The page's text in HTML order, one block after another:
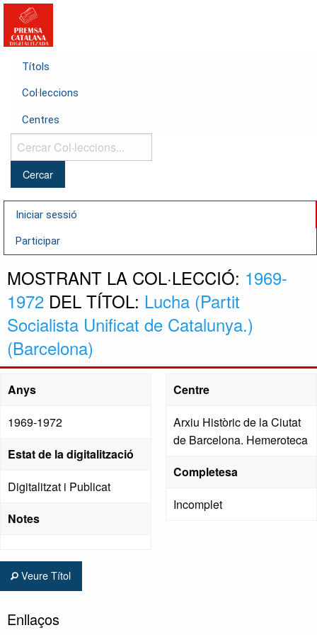
Títols
Col·leccions
Centres
Cercar
Col·leccions...
Iniciar sessió
Participar
MOSTRANT LA COL·LECCIÓ: 1969-
1972 DEL TÍTOL: Lucha (Partit
Socialista Unificat de Catalunya.)
(Barcelona)
Anys
1969-1972
Estat de la digitalització
Digitalitzat i Publicat
Notes
Centre
Arxiu Històric de la Ciutat
de Barcelona. Hemeroteca
Completesa
Incomplet
Veure Títol
Enllaços